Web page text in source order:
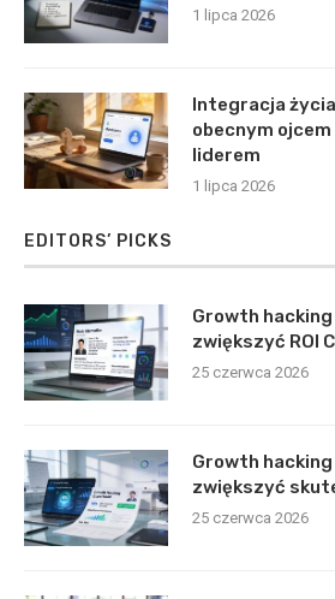
1 lipca 2026
Integracja
obecnym
liderem
1 lipca 2026
EDITORS’ PICKS
Growth
zwiększyć ROI
25 czerwca 2026
Growth
zwiększyć
25 czerwca 2026